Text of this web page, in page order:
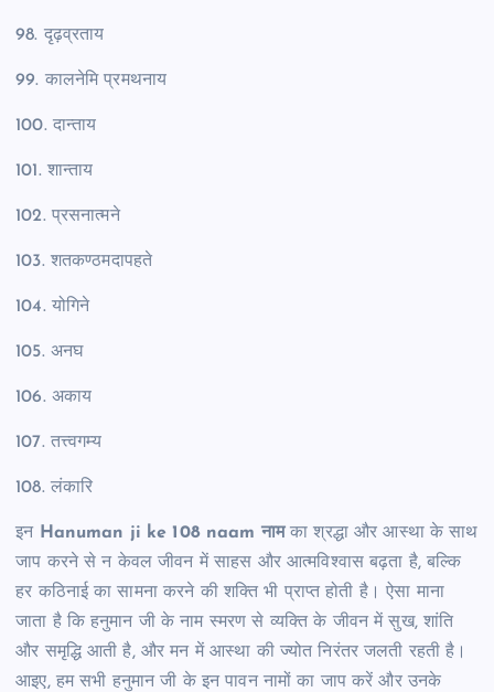
98. दृढ़व्रताय
99. कालनेमि प्रमथनाय
100. दान्ताय
101. शान्ताय
102. प्रसनात्मने
103. शतकण्ठमदापहते
104. योगिने
105. अनघ
106. अकाय
107. तत्त्वगम्य
108. लंकारि
इन Hanuman ji ke 108 naam नामका श्रद्धा और आस्था के साथ
जाप करने से न केवल जीवन में साहस और आत्मविश्वास बढ़ता है, बल्कि
हर कठिनाई का सामना करने की शक्ति भी प्राप्त होती है। ऐसा माना
जाता है कि हनुमान जी के नाम स्मरण से व्यक्ति के जीवन में सुख, शांति
और समृद्धि आती है, और मन में आस्था की ज्योत निरंतर जलती रहती है।
आइए, हम सभी हनुमान जी के इन पावन नामों का जाप करें और उनके